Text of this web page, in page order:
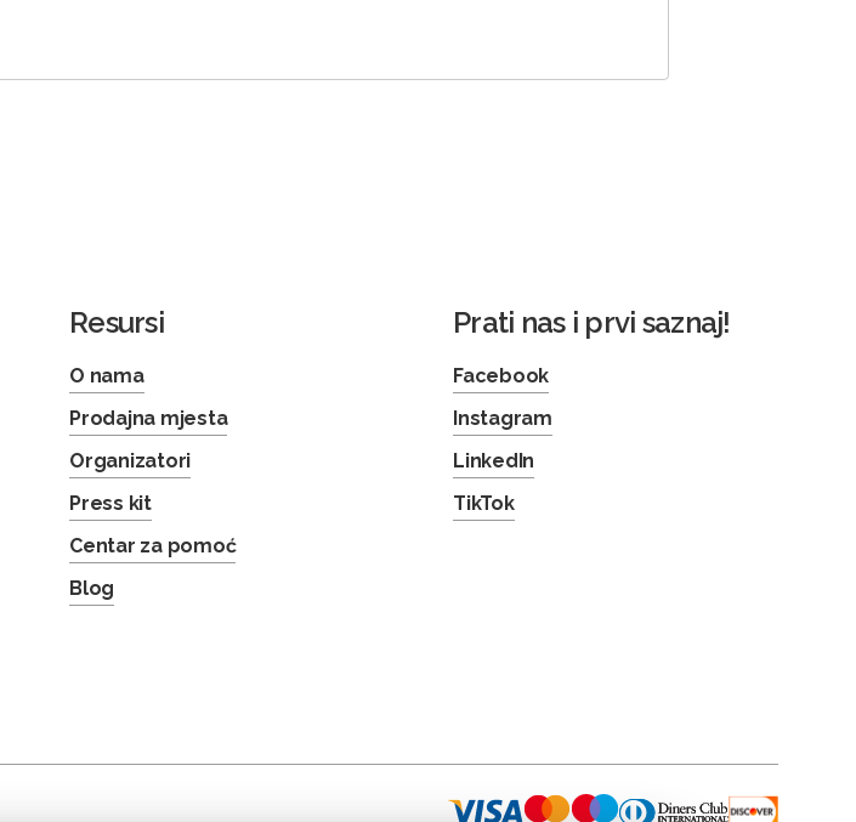
Resursi
O nama
Prodajna mjesta
Organizatori
Press kit
Centar za pomoć
Blog
Prati nas i prvi saznaj!
Facebook
Instagram
LinkedIn
TikTok